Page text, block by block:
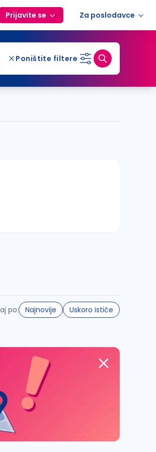
Prijavite se Za poslodavce
Poništite filtere
po: Najnovije Uskoro ističe